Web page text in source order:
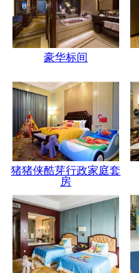
豪华标间
猪猪侠酷芽行政家庭套
房